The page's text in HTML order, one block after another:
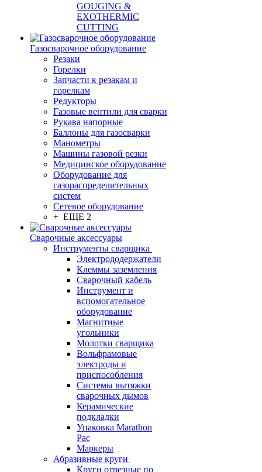
GOUGING &
EXOTHERMIC
CUTTING
Газосварочное оборудование
Резаки
Горелки
Запчасти к резакам и
горелкам
Редукторы
Газовые вентили для сварки
Рукава напорные
Баллоны для газосварки
Манометры
Машины газовой резки
Медицинское оборудование
Оборудование для
газораспределительных
систем
Сетевое оборудование
+ ЕЩЕ 2
Сварочные аксессуары
Инструменты сварщика
Электрододержатели
Клеммы заземления
Сварочный кабель
Инструмент и
вспомогательное
оборудование
Магнитные
угольники
Молотки сварщика
Вольфрамовые
электроды и
приспособления
Системы вытяжки
сварочных дымов
Керамические
подкладки
Упаковка Marathon
Pac
Маркеры
Абразивные круги
Круги отрезные по